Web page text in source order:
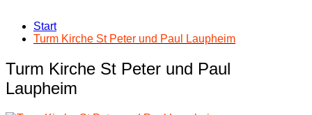
Start
Turm Kirche St Peter und Paul Laupheim
Turm Kirche St Peter und Paul
Laupheim